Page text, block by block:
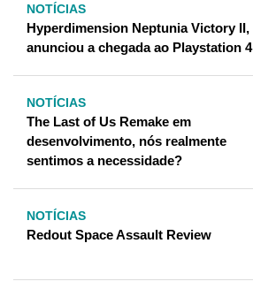
NOTÍCIAS
Hyperdimension Neptunia Victory II,
anunciou a chegada ao Playstation 4
NOTÍCIAS
The Last of Us Remake em
desenvolvimento, nós realmente
sentimos a necessidade?
NOTÍCIAS
Redout Space Assault Review